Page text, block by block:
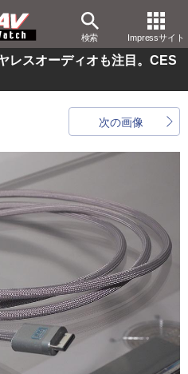
検索 Impressサイト
レスオーディオも注目。CES
次の画像